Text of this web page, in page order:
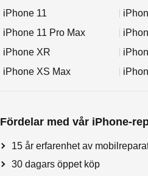
iPhone 11
iPhone 11 Pro Max
iPhone XR
iPhone XS Max
Fördelar med vår iPhone-
15 år erfarenhet av
30 dagars öppet köp